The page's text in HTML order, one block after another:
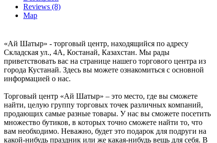
Reviews (8)
Map
«Ай Шатыр» - торговый центр, находящийся по адресу
Складская ул., 4А, Костанай, Казахстан. Мы рады
приветствовать вас на странице нашего торгового центра из
города Кустанай. Здесь вы можете ознакомиться с основной
информацией о нас.
Торговый центр «Ай Шатыр» – это место, где вы сможете
найти, целую группу торговых точек различных компаний,
продающих самые разные товары. У нас вы сможете посетить
множество бутиков, в которых точно сможете найти то, что
вам необходимо. Неважно, будет это подарок для подруги на
какой-нибудь праздник или же какая-нибудь вещь для себя. В